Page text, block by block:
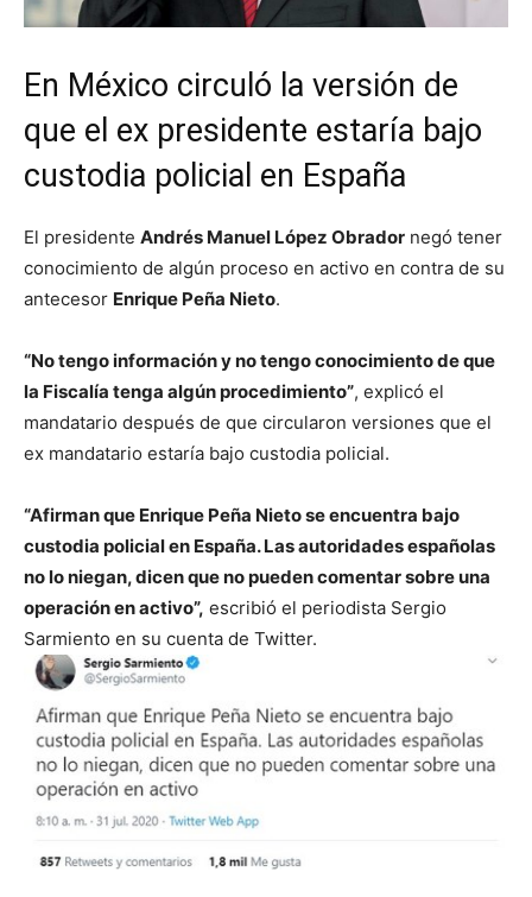
En México circuló la versión de
que el ex presidente estaría bajo
custodia policial en España
El presidente Andrés Manuel López Obrador negó tener
conocimiento de algún proceso en activo en contra de su
antecesor Enrique Peña Nieto.
“No tengo información y no tengo conocimiento de que
la Fiscalía tenga algún procedimiento”, explicó el
mandatario después de que circularon versiones que el
ex mandatario estaría bajo custodia policial.
“Afirman que Enrique Peña Nieto se encuentra bajo
custodia policial en España. Las autoridades españolas
no lo niegan, dicen que no pueden comentar sobre una
operación en activo”, escribió el periodista Sergio
Sarmiento en su cuenta de Twitter.